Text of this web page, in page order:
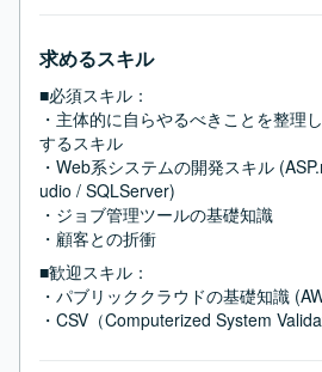
求めるスキル
■必須スキル：
・主体的に自らやるべきことを整理
するスキル
・Web系システムの開発スキル
udio / SQLServer)
・ジョブ管理ツールの基礎知識
・顧客との折衝
■歓迎スキル：
・パブリッククラウドの基礎知識
・CSV（Computerized System